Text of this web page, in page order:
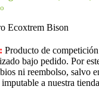
Ecoxtrem Bison
Producto de
bajo pedido. Por
ni reembolso, salvo
a nuestra